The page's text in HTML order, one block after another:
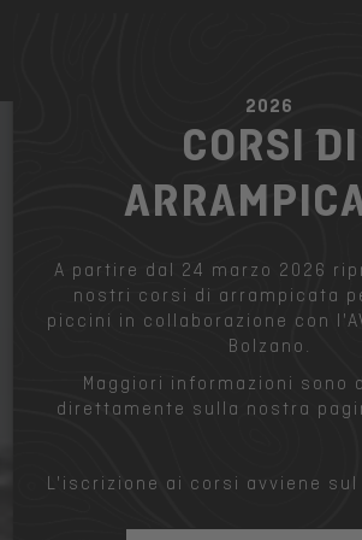
2026
CORSI DI
A partire dal 24 marzo 2026
nostri corsi di arrampicata
piccini in collaborazione con
Bolzano.
Maggiori informazioni sono
direttamente sulla nostra
L'iscrizione ai corsi avviene sul